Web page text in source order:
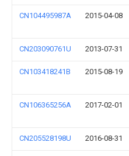
CN104495987A 2015-04-08
CN203090761U 2013-07-31
CN103418241B 2015-08-19
CN106365256A 2017-02-01
CN205528198U 2016-08-31